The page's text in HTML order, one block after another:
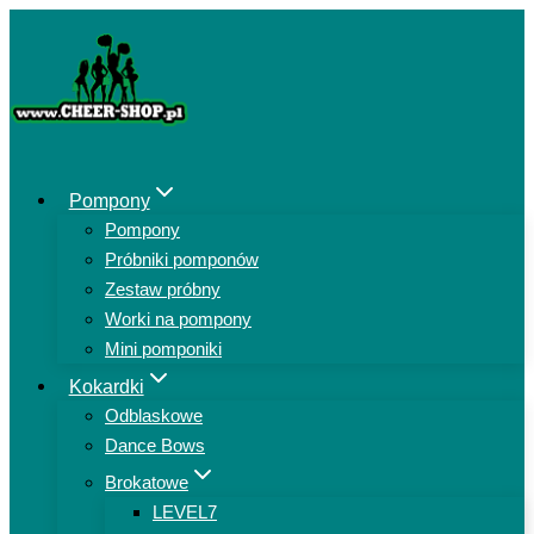
Pompony
Pompony
Próbniki pomponów
Zestaw próbny
Worki na pompony
Mini pomponiki
Kokardki
Odblaskowe
Dance Bows
Brokatowe
LEVEL7